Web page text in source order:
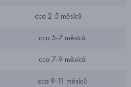
cca 2-5 měsíců
cca 5-7 měsíců
cca 7-9 měsíců
cca 9-11 měsíců